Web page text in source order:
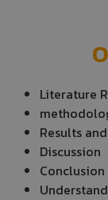
Literature
Results
Discussion
Conclusion